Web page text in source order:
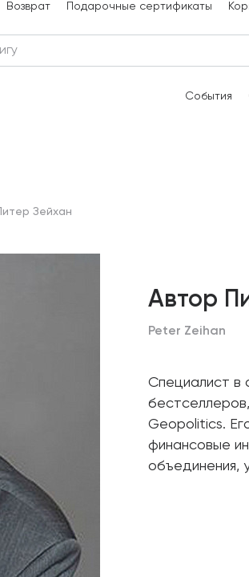
Возврат Подарочные сертификаты
События
Питер Зейхан
Автор
Peter Zeihan
Специалист в
Geopolitics.
финансовые
объединения,